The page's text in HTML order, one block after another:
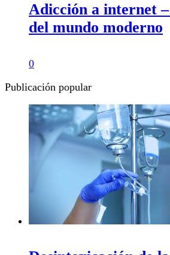
Adicción a internet
del mundo moderno
0
Publicación popular